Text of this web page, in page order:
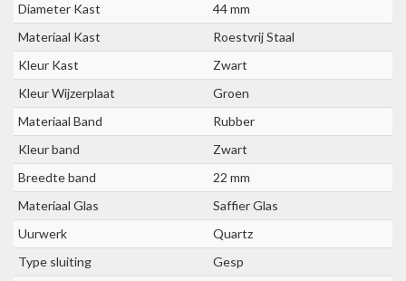
Diameter Kast
44 mm
Materiaal Kast
Roestvrij Staal
Kleur Kast
Zwart
Kleur Wijzerplaat
Groen
Materiaal Band
Rubber
Kleur band
Zwart
Breedte band
22 mm
Materiaal Glas
Saffier Glas
Uurwerk
Quartz
Type sluiting
Gesp